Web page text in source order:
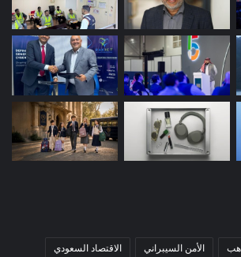
الأمن السيبراني الاقتصاد السعودي